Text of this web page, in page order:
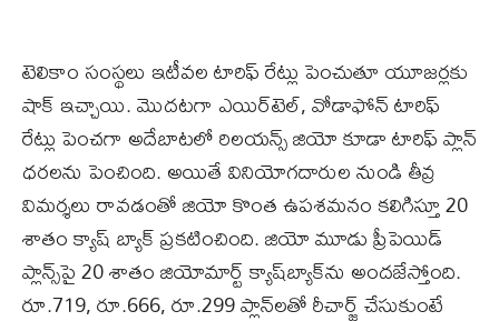
టెలికాం సంస్థలు ఇటీవల టారిఫ్‌ రేట్లు పెంచుతూ యూజర్లకు
షాక్‌ ఇచ్చాయి. మొదటగా ఎయిర్‌టెల్‌, వోడాఫోన్‌ టారిఫ్‌
రేట్లు పెంచగా అదేబాటలో రిలయన్స్‌ జియో కూడా టారిఫ్‌ ప్లాన్‌
ధరలను పెంచింది. అయితే వినియోగదారుల నుండి తీవ్ర
విమర్శలు రావడంతో జియో కొంత ఉపశమనం కలిగిస్తూ 20
శాతం క్యాష్‌ బ్యాక్‌ ప్రకటించింది. జియో మూడు ప్రీపెయిడ్‌
ప్లాన్స్‌పై 20 శాతం జియోమార్ట్‌ క్యాష్‌బ్యాక్‌ను అందజేస్తోంది.
రూ.719, రూ.666, రూ.299 ప్లాన్‌లతో రీచార్జ్‌ చేసుకుంటే